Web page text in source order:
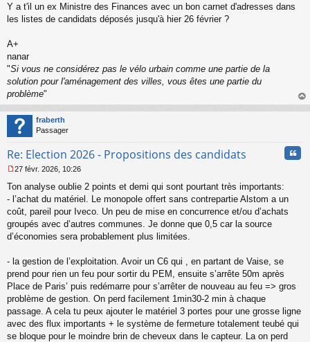
Y a t'il un ex Ministre des Finances avec un bon carnet d'adresses dans
les listes de candidats déposés jusqu'à hier 26 février ?
A+
nanar
"Si vous ne considérez pas le vélo urbain comme une partie de la
solution pour l'aménagement des villes, vous êtes une partie du
problème"
au
fraberth
Passager
Re: Election 2026 - Propositions des candidats
e
s
s
g
e
o
n
u
27 févr. 2026, 10:26
Ton analyse oublie 2 points et demi qui sont pourtant très importants:
- l’achat du matériel. Le monopole offert sans contrepartie Alstom a un
coût, pareil pour Iveco. Un peu de mise en concurrence et/ou d’achats
groupés avec d’autres communes. Je donne que 0,5 car la source
d’économies sera probablement plus limitées.
- la gestion de l’exploitation. Avoir un C6 qui , en partant de Vaise, se
prend pour rien un feu pour sortir du PEM, ensuite s’arrête 50m après
Place de Paris’ puis redémarre pour s’arrêter de nouveau au feu => gros
problème de gestion. On perd facilement 1min30-2 min à chaque
passage. A cela tu peux ajouter le matériel 3 portes pour une grosse ligne
avec des flux importants + le système de fermeture totalement teubé qui
se bloque pour le moindre brin de cheveux dans le capteur. La on perd